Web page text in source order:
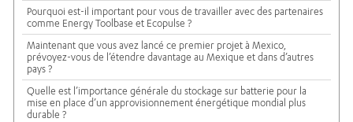
Pourquoi est-il important pour vous de travailler avec des partenaires
comme Energy Toolbase et Ecopulse ?
Maintenant que vous avez lancé ce premier projet à Mexico,
prévoyez-vous de l’étendre davantage au Mexique et dans d’autres
pays ?
Quelle est l’importance générale du stockage sur batterie pour la
mise en place d’un approvisionnement énergétique mondial plus
durable ?